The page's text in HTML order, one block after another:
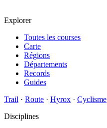
Explorer
Toutes les courses
Carte
Régions
Départements
Records
Guides
Trail · Route · Hyrox · Cyclisme
Disciplines